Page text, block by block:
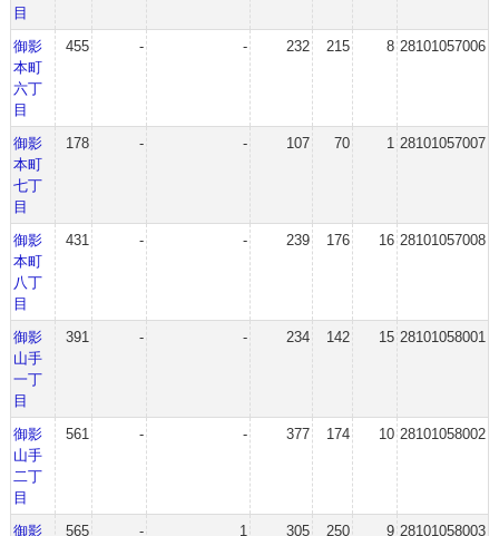
目
御影
本町
六丁
目
455 - - 232 215 8 28101057006
御影
本町
七丁
目
178 - - 107 70 1 28101057007
御影
本町
八丁
目
431 - - 239 176 16 28101057008
御影
山手
一丁
目
391 - - 234 142 15 28101058001
御影
山手
二丁
目
561 - - 377 174 10 28101058002
御影
565 - 1 305 250 9 28101058003